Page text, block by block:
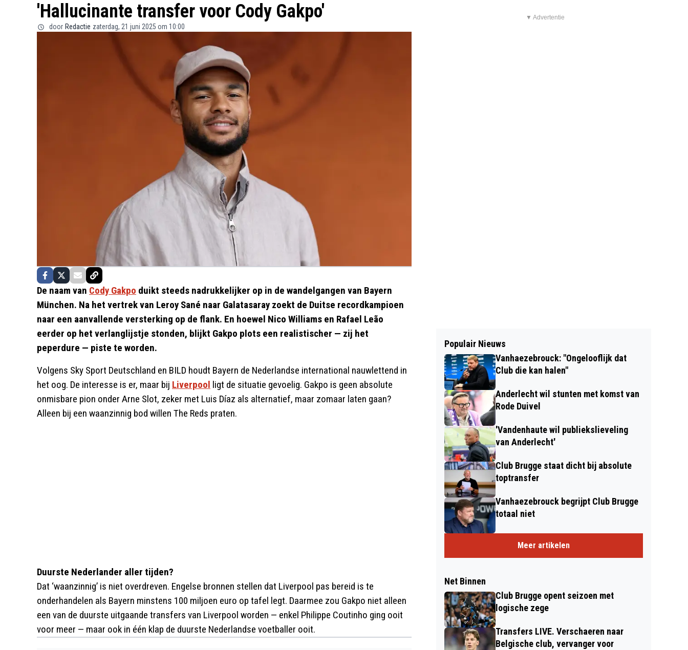
'Hallucinante transfer voor Cody Gakpo'
door Redactie zaterdag, 21 juni 2025 om 10:00
De naam van Cody Gakpo duikt steeds nadrukkelijker op in de wandelgangen van Bayern
München. Na het vertrek van Leroy Sané naar Galatasaray zoekt de Duitse recordkampioen
naar een aanvallende versterking op de flank. En hoewel Nico Williams en Rafael Leão
eerder op het verlanglijstje stonden, blijkt Gakpo plots een realistischer — zij het
peperdure — piste te worden.
Volgens Sky Sport Deutschland en BILD houdt Bayern de Nederlandse international nauwlettend in
het oog. De interesse is er, maar bij Liverpool ligt de situatie gevoelig. Gakpo is geen absolute
onmisbare pion onder Arne Slot, zeker met Luis Díaz als alternatief, maar zomaar laten gaan?
Alleen bij een waanzinnig bod willen The Reds praten.
Duurste Nederlander aller tijden?
Dat ‘waanzinnig’ is niet overdreven. Engelse bronnen stellen dat Liverpool pas bereid is te
onderhandelen als Bayern minstens 100 miljoen euro op tafel legt. Daarmee zou Gakpo niet alleen
een van de duurste uitgaande transfers van Liverpool worden — enkel Philippe Coutinho ging ooit
voor meer — maar ook in één klap de duurste Nederlandse voetballer ooit.
▼ Advertentie
Populair Nieuws
Vanhaezebrouck: "Ongelooflijk dat
Club die kan halen"
Anderlecht wil stunten met komst van
Rode Duivel
'Vandenhaute wil publiekslieveling
van Anderlecht'
Club Brugge staat dicht bij absolute
toptransfer
Vanhaezebrouck begrijpt Club Brugge
totaal niet
Meer artikelen
Net Binnen
Club Brugge opent seizoen met
logische zege
Transfers LIVE. Verschaeren naar
Belgische club, vervanger voor